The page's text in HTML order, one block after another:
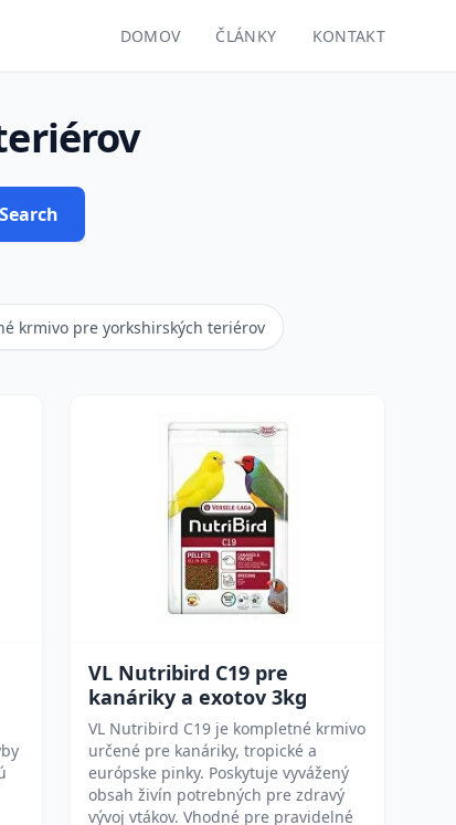
DOMOV ČLÁNKY KONTAKT
Search
krmivo pre yorkshirských teriérov
VL Nutribird C19 pre
kanáriky a exotov 3kg
VL Nutribird C19 je kompletné krmivo
určené pre kanáriky, tropické a
európske pinky. Poskytuje vyvážený
obsah živín potrebných pre zdravý
vývoj vtákov. Vhodné pre pravidelné